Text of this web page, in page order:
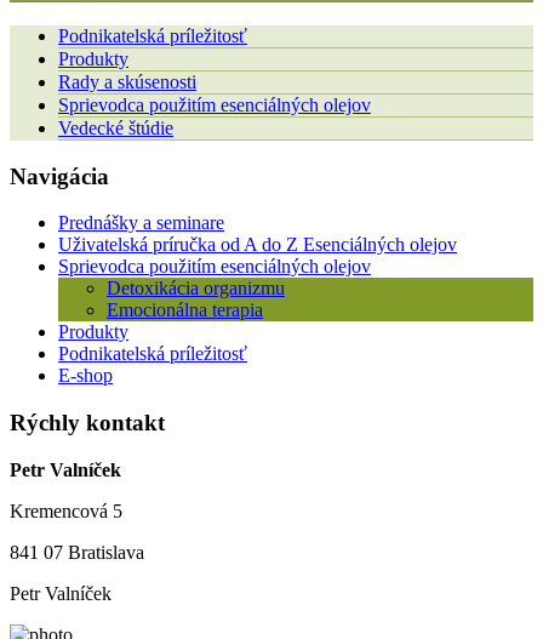
Podnikatelská príležitosť
Produkty
Rady a skúsenosti
Sprievodca použitím esenciálných olejov
Vedecké štúdie
Navigácia
Prednášky a seminare
Uživatelská príručka od A do Z Esenciálných olejov
Sprievodca použitím esenciálných olejov
Detoxikácia organizmu
Emocionálna terapia
Produkty
Podnikatelská príležitosť
E-shop
Rýchly kontakt
Petr Valníček
Kremencová 5
841 07 Bratislava
Petr Valníček